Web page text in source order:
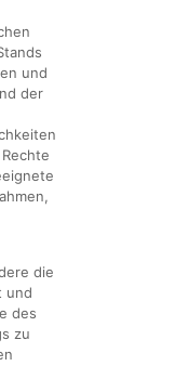
und
der
die
und
des
zu